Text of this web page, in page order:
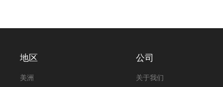
地区
美洲
公司
关于我们